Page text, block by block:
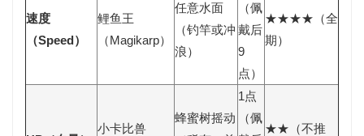
速度
（Speed）
鲤鱼王
（Magikarp）
任意水面
（钓竿或冲
浪）
（佩
戴后
9
点）
★★★★（全
期）
小卡比兽
蜂蜜树摇动
1点
（佩
★★（不推